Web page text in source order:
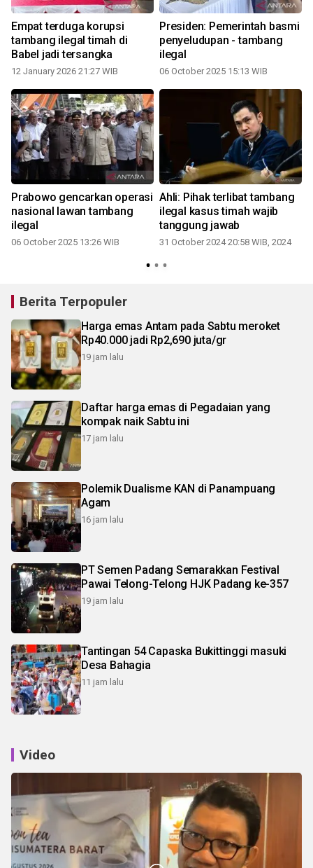
Empat terduga korupsi
tambang ilegal timah di
Babel jadi tersangka
12 January 2026 21:27 WIB
Presiden: Pemerintah basmi
penyeludupan - tambang
ilegal
06 October 2025 15:13 WIB
Prabowo gencarkan operasi
nasional lawan tambang
ilegal
06 October 2025 13:26 WIB
Ahli: Pihak terlibat tambang
ilegal kasus timah wajib
tanggung jawab
31 October 2024 20:58 WIB, 2024
Berita Terpopuler
Harga emas Antam pada Sabtu meroket
Rp40.000 jadi Rp2,690 juta/gr
19 jam lalu
Daftar harga emas di Pegadaian yang
kompak naik Sabtu ini
17 jam lalu
Polemik Dualisme KAN di Panampuang
Agam
16 jam lalu
PT Semen Padang Semarakkan Festival
Pawai Telong-Telong HJK Padang ke-357
19 jam lalu
Tantingan 54 Capaska Bukittinggi masuki
Desa Bahagia
11 jam lalu
Video